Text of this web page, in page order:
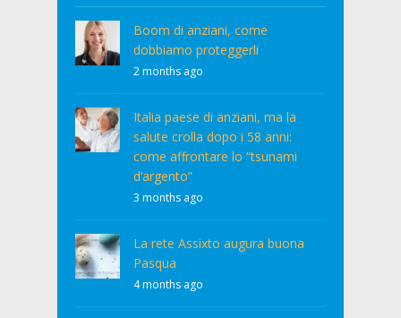
Boom di anziani, come
dobbiamo proteggerli
2 months ago
Italia paese di anziani, ma la
salute crolla dopo i 58 anni:
come affrontare lo “tsunami
d’argento”
3 months ago
La rete Assixto augura buona
Pasqua
4 months ago